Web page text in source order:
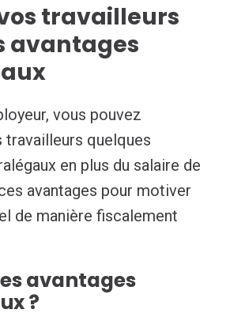
travailleurs
avantages
vous pouvez
quelques
en plus du salaire de
avantages pour motiver
de manière fiscalement
avantages
?